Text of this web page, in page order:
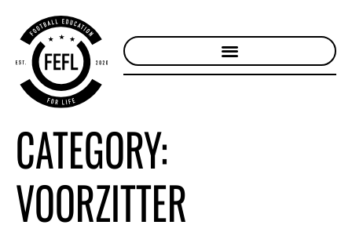
CATEGORY:
VOORZITTER